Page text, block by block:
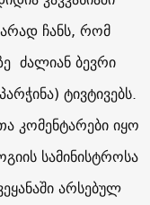
ჩანს, რომ
ძალიან ბევრი
ტივტივებს.
კომენტარები იყო
სამინისტროსა
არსებულ